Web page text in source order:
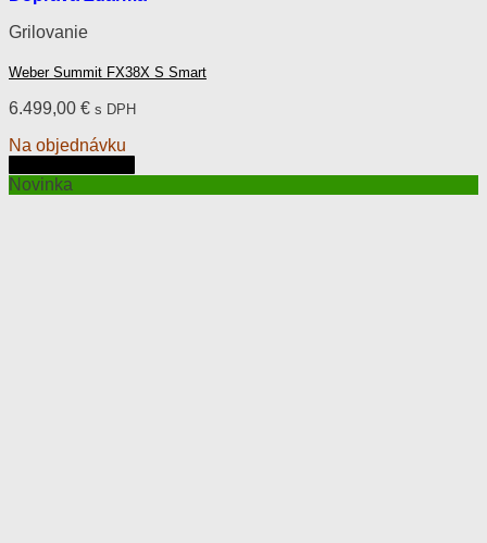
Grilovanie
Weber Summit FX38X S Smart
6.499,00 € s DPH
Na objednávku
Novinka